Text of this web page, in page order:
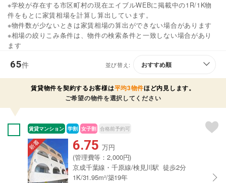
※学校が存在する市区町村の現在エイブルWEBに掲載中の1R/1K物
件をもとに家賃相場を計算し算出しています。
※物件数が少ないときは家賃相場の算出ができない場合があります
※相場の絞りこみ条件は、物件の検索条件と一致しない場合があり
ます
65件 並び替え:
賃貸物件を契約するお客様は平均3物件ほど内見します。
ご希望の物件を選択してください
賃貸マンション 学割 女子割 合格前予約可
6.75 万円
(管理費等：2,000円)
京成千葉線・千原線/検見川駅 徒歩2分
1K/31.95m²/築19年